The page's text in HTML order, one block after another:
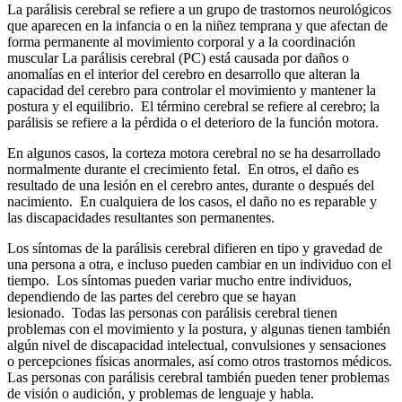
La parálisis cerebral se refiere a un grupo de trastornos neurológicos
que aparecen en la infancia o en la niñez temprana y que afectan de
forma permanente al movimiento corporal y a la coordinación
muscular La parálisis cerebral (PC) está causada por daños o
anomalías en el interior del cerebro en desarrollo que alteran la
capacidad del cerebro para controlar el movimiento y mantener la
postura y el equilibrio. El término cerebral se refiere al cerebro; la
parálisis se refiere a la pérdida o el deterioro de la función motora.
En algunos casos, la corteza motora cerebral no se ha desarrollado
normalmente durante el crecimiento fetal. En otros, el daño es
resultado de una lesión en el cerebro antes, durante o después del
nacimiento. En cualquiera de los casos, el daño no es reparable y
las discapacidades resultantes son permanentes.
Los síntomas de la parálisis cerebral difieren en tipo y gravedad de
una persona a otra, e incluso pueden cambiar en un individuo con el
tiempo. Los síntomas pueden variar mucho entre individuos,
dependiendo de las partes del cerebro que se hayan
lesionado. Todas las personas con parálisis cerebral tienen
problemas con el movimiento y la postura, y algunas tienen también
algún nivel de discapacidad intelectual, convulsiones y sensaciones
o percepciones físicas anormales, así como otros trastornos médicos.
Las personas con parálisis cerebral también pueden tener problemas
de visión o audición, y problemas de lenguaje y habla.